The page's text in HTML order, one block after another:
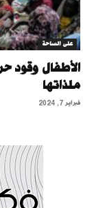
على الساحة
الأطفال وقود
ملذاتها
فبراير 7, 2024